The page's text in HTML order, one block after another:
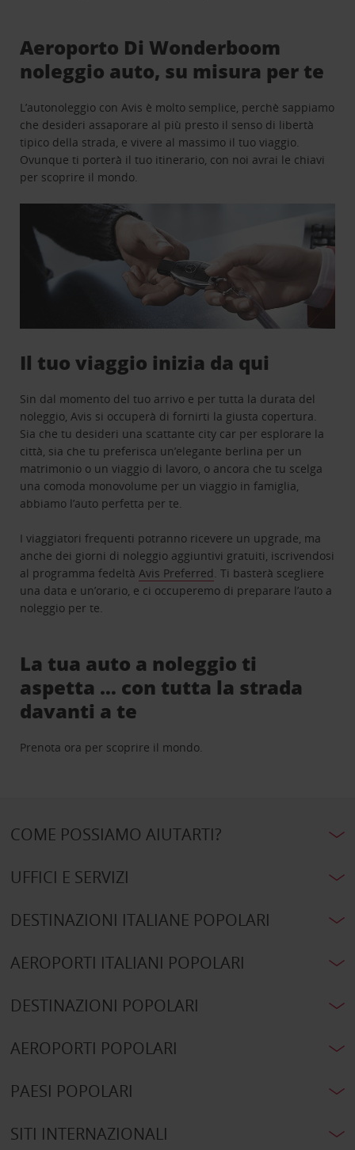
Aeroporto Di Wonderboom
noleggio auto, su misura per te
L’autonoleggio con Avis è molto semplice, perchè sappiamo
che desideri assaporare al più presto il senso di libertà
tipico della strada, e vivere al massimo il tuo viaggio.
Ovunque ti porterà il tuo itinerario, con noi avrai le chiavi
per scoprire il mondo.
Il tuo viaggio inizia da qui
Sin dal momento del tuo arrivo e per tutta la durata del
noleggio, Avis si occuperà di fornirti la giusta copertura.
Sia che tu desideri una scattante city car per esplorare la
città, sia che tu preferisca un’elegante berlina per un
matrimonio o un viaggio di lavoro, o ancora che tu scelga
una comoda monovolume per un viaggio in famiglia,
abbiamo l’auto perfetta per te.
I viaggiatori frequenti potranno ricevere un upgrade, ma
anche dei giorni di noleggio aggiuntivi gratuiti, iscrivendosi
al programma fedeltàAvis Preferred. Ti basterà scegliere
una data e un’orario, e ci occuperemo di preparare l’auto a
noleggio per te.
La tua auto a noleggio ti
aspetta … con tutta la strada
davanti a te
Prenota ora per scoprire il mondo.
COME POSSIAMO AIUTARTI?
UFFICI E SERVIZI
DESTINAZIONI ITALIANE POPOLARI
AEROPORTI ITALIANI POPOLARI
DESTINAZIONI POPOLARI
AEROPORTI POPOLARI
PAESI POPOLARI
SITI INTERNAZIONALI